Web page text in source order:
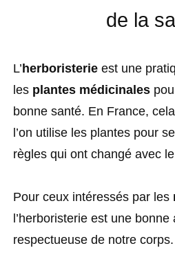
de la
L’herboristerie est une
les plantes médicinales
bonne santé. En France,
l’on utilise les plantes pour
règles qui ont changé avec
Pour ceux intéressés par les
l’herboristerie est une
respectueuse de notre corps.